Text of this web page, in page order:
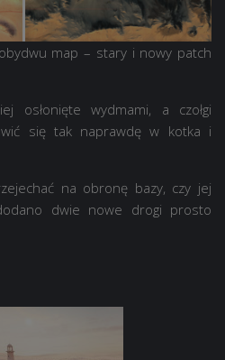
map – stary i nowy patch
osłonięte wydmami, a czołgi
się tak naprawdę w kotka i
na obronę bazy, czy jej
dwie nowe drogi prosto